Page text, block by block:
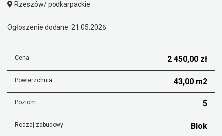
Rzeszów/ podkarpackie
Ogłoszenie dodane: 21.05.2026
Cena: 2 450,00 zł
Powierzchnia: 43,00 m2
Poziom: 5
Rodzaj zabudowy: Blok